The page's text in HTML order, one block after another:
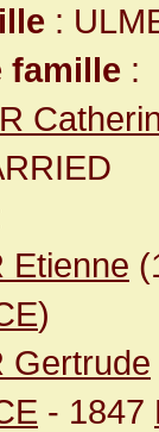
:
famille :
Etienne
)
Gertrude
- 1847